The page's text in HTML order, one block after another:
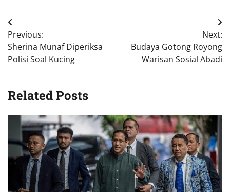
Navigasi
pos
Previous:
Sherina Munaf Diperiksa
Polisi Soal Kucing
Next:
Budaya Gotong Royong
Warisan Sosial Abadi
Related Posts